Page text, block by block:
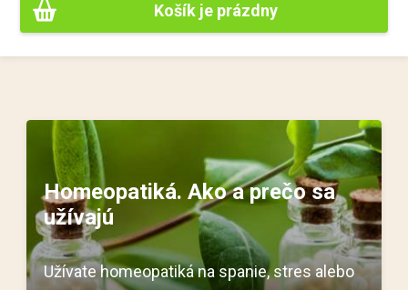
Košík je prázdny
Homeopatiká. Ako a prečo sa
užívajú
Užívate homeopatiká na spanie, stres alebo